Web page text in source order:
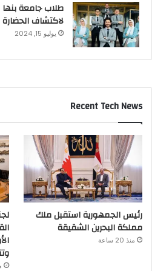
طلاب جامعة
لاكتشاف الحضارة
يوليو 15, 2024
Recent Tech News
رئيس الجمهورية استقبل ملك
مملكة البحرين الشقيقة
منذ 20 ساعة